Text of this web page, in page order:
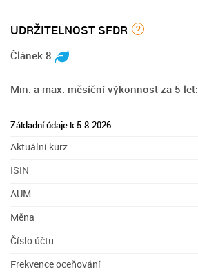
UDRŽITELNOST SFDR ?
Článek 8
Min. a max. měsíční výkonnost za 5 let:
Základní údaje k 5.8.2026
Aktuální kurz
ISIN
AUM
Měna
Číslo účtu
Frekvence oceňování